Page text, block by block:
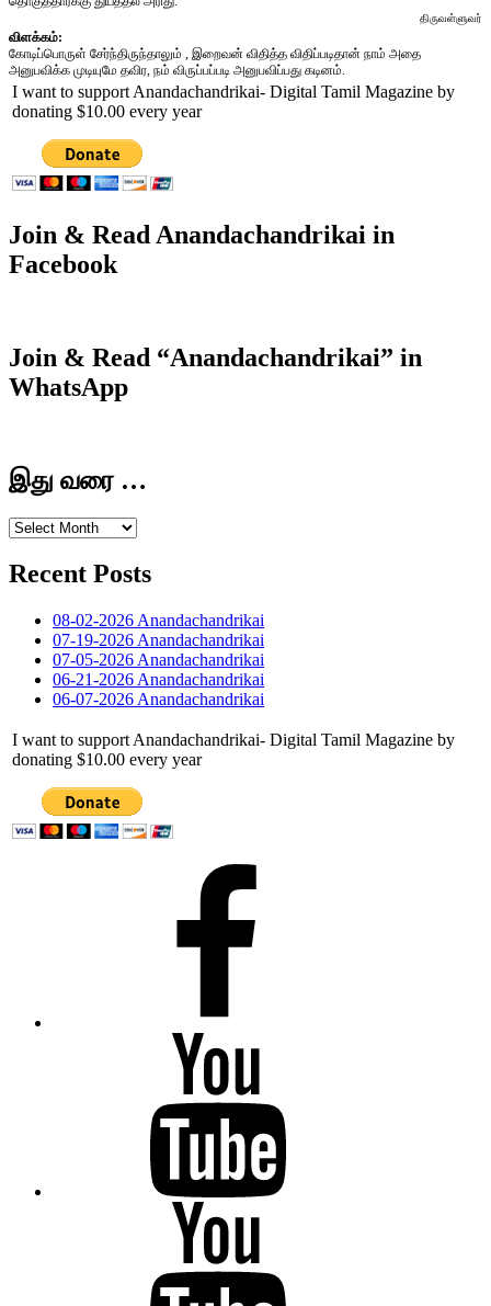
திருவள்ளுவர்
விளக்கம்:
கோடிப்பொருள் சேர்ந்திருந்தாலும் , இறைவன் விதித்த விதிப்படிதான் நாம் அதை
அனுபவிக்க முடியுமே தவிர, நம் விருப்பப்படி அனுபவிப்பது கடினம்.
I want to support Anandachandrikai- Digital Tamil Magazine by
donating $10.00 every year
Join & Read Anandachandrikai in
Facebook
Join & Read “Anandachandrikai” in
WhatsApp
இது வரை …
இது
…
Recent Posts
08-02-2026 Anandachandrikai
07-19-2026 Anandachandrikai
07-05-2026 Anandachandrikai
06-21-2026 Anandachandrikai
06-07-2026 Anandachandrikai
I want to support Anandachandrikai- Digital Tamil Magazine by
donating $10.00 every year
Anandachandrikai-
Anandachandrikai